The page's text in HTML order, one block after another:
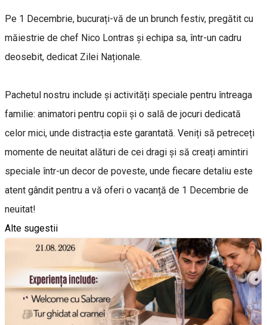
Pe 1 Decembrie, bucurați-vă de un brunch festiv, pregătit cu
măiestrie de chef Nico Lontras și echipa sa, într-un cadru
deosebit, dedicat Zilei Naționale.
Pachetul nostru include și activități speciale pentru întreaga
familie: animatori pentru copii și o sală de jocuri dedicată
celor mici, unde distracția este garantată. Veniți să petreceți
momente de neuitat alături de cei dragi și să creați amintiri
speciale într-un decor de poveste, unde fiecare detaliu este
atent gândit pentru a vă oferi o vacanță de 1 Decembrie de
neuitat!
Alte sugestii